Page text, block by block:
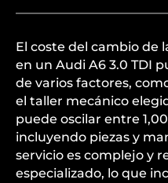
El coste del cambio de
en un Audi A6 3.0 TDI
de varios factores,
el taller mecánico
puede oscilar entre
incluyendo piezas y
servicio es complejo y
especializado, lo que